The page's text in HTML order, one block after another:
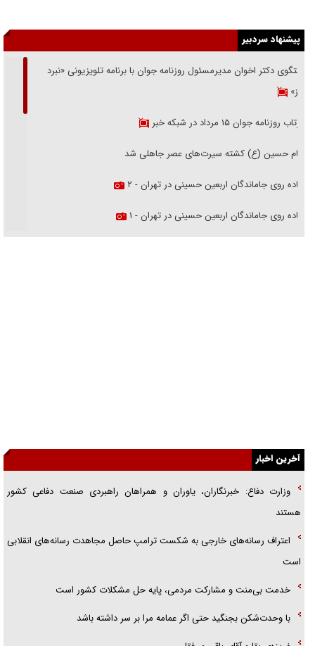
پیشنهاد سردبیر
گفتگوی دکتر اخوان مدیرمسئول روزنامه جوان با برنامه تلویزیونی «نبرد
هرمز»
بازتاب روزنامه جوان ۱۵ مرداد در شبکه خبر
امام حسین (ع) کشته سیرت‌های عصر جاهلی شد
پیاده روی جاماندگان اربعین حسینی در تهران - ۲
پیاده روی جاماندگان اربعین حسینی در تهران - ۱
گفت‌وگو با خواهر یکی از شهدای جنگ رمضان/ خواهرم فرمانده جهادی و
اهل خدمت بی‌منت بود
جزئیات شکنجه‌هایم فراتر از آن است که در بیان بگنجد!
گزارش «جوان» از قوانین سخت‌گیرانه ۶ قاره در برابر یورش به پاسگاه‌های
پلیس
آخرین اخبار
وزارت دفاع: خبرنگاران، یاوران و همراهان راهبردی صنعت دفاعی کشور
هستند
اعتراف رسانه‌های خارجی به شکست ترامپ حاصل مجاهدت رسانه‌های انقلابی
است
خدمت بی‌منت و مشارکت مردمی، پایه حل مشکلات کشور است
با وحدت‌شکن بجنگید حتی اگر عمامه مرا بر سر داشته باشد